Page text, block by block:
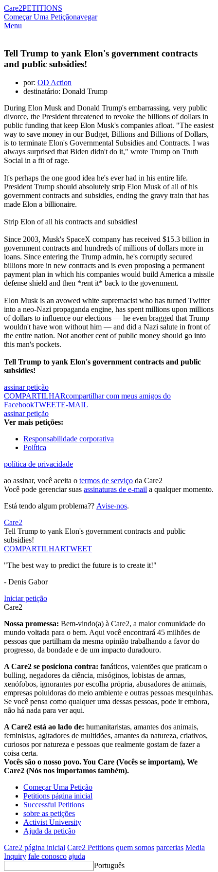
Care2PETITIONS
Começar Uma Petiçãonavegar
Menu
Tell Trump to yank Elon's government contracts
and public subsidies!
por: OD Action
destinatário: Donald Trump
During Elon Musk and Donald Trump's embarrassing, very public
divorce, the President threatened to revoke the billions of dollars in
public funding that keep Elon Musk's companies afloat. "The easiest
way to save money in our Budget, Billions and Billions of Dollars,
is to terminate Elon's Governmental Subsidies and Contracts. I was
always surprised that Biden didn't do it," wrote Trump on Truth
Social in a fit of rage.
It's perhaps the one good idea he's ever had in his entire life.
President Trump should absolutely strip Elon Musk of all of his
government contracts and subsidies, ending the gravy train that has
made Elon a billionaire.
Strip Elon of all his contracts and subsidies!
Since 2003, Musk's SpaceX company has received $15.3 billion in
government contracts and hundreds of millions of dollars more in
loans. Since entering the Trump admin, he's corruptly secured
billions more in new contracts and is even proposing a permanent
payment plan in which his companies would build America a missile
defense shield and then *rent it* back to the government.
Elon Musk is an avowed white supremacist who has turned Twitter
into a neo-Nazi propaganda engine, has spent millions upon millions
of dollars to influence our elections — he even bragged that Trump
wouldn't have won without him — and did a Nazi salute in front of
the entire nation. Not another cent of public money should go into
this man's pockets.
Tell Trump to yank Elon's government contracts and public
subsidies!
assinar petição
COMPARTILHARcompartilhar com meus amigos do
FacebookTWEETE-MAIL
assinar petição
Ver mais petições:
Responsabilidade corporativa
Política
política de privacidade
ao assinar, você aceita o termos de serviço da Care2
Você pode gerenciar suas assinaturas de e-mail a qualquer momento.
Está tendo algum problema?? Avise-nos.
Care2
Tell Trump to yank Elon's government contracts and public
subsidies!
COMPARTILHARTWEET
"The best way to predict the future is to create it!"
- Denis Gabor
Iniciar petição
Care2
Nossa promessa: Bem-vindo(a) à Care2, a maior comunidade do
mundo voltada para o bem. Aqui você encontrará 45 milhões de
pessoas que partilham da mesma opinião trabalhando a favor do
progresso, da bondade e de um impacto duradouro.
A Care2 se posiciona contra: fanáticos, valentões que praticam o
bulling, negadores da ciência, misóginos, lobistas de armas,
xenófobos, ignorantes por escolha própria, abusadores de animais,
empresas poluidoras do meio ambiente e outras pessoas mesquinhas.
Se você pensa como qualquer uma dessas pessoas, pode ir embora,
não há nada para ver aqui.
A Care2 está ao lado de: humanitaristas, amantes dos animais,
feministas, agitadores de multidões, amantes da natureza, criativos,
curiosos por natureza e pessoas que realmente gostam de fazer a
coisa certa.
Vocês são o nosso povo. You Care (Vocês se importam), We
Care2 (Nós nos importamos também).
Começar Uma Petição
Petitions página inicial
Successful Petitions
sobre as petições
Activist University
Ajuda da petição
Care2 página inicial Care2 Petitions quem somos parcerias Media
Inquiry fale conosco ajuda
Português